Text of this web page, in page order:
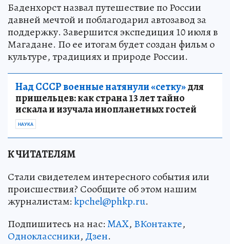
Баденхорст назвал путешествие по России
давней мечтой и поблагодарил автозавод за
поддержку. Завершится экспедиция 10 июля в
Магадане. По ее итогам будет создан фильм о
культуре, традициях и природе России.
Над СССР военные натянули «сетку»для
пришельцев: как страна 13 лет тайно
искала и изучала инопланетных гостей
НАУКА
К ЧИТАТЕЛЯМ
Стали свидетелем интересного события или
происшествия? Сообщите об этом нашим
журналистам:kpchel@phkp.ru.
Подпишитесь на нас:MAX, ВКонтакте,
Одноклассники, Дзен.